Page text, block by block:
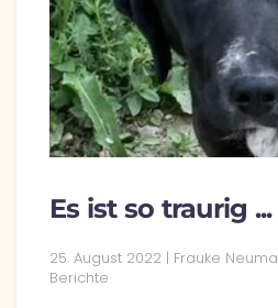
Es ist so traurig ...
25. August 2022 | Frauke
Berichte